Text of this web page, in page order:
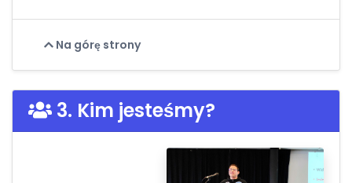
Na górę strony
3. Kim jesteśmy?